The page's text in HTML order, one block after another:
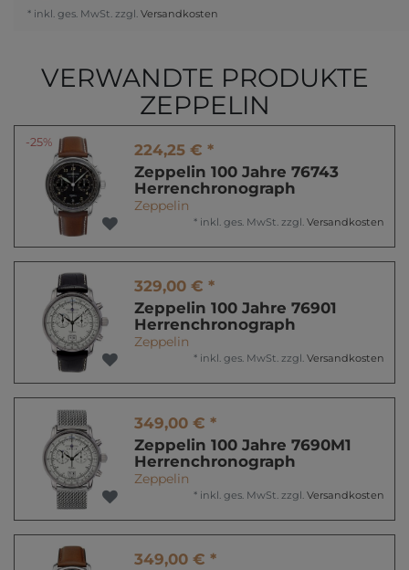
* inkl. ges. MwSt. zzgl. Versandkosten
VERWANDTE PRODUKTE
ZEPPELIN
-25%
224,25 € *
Zeppelin 100 Jahre 76743
Herrenchronograph
Zeppelin
* inkl. ges. MwSt. zzgl. Versandkosten
329,00 € *
Zeppelin 100 Jahre 76901
Herrenchronograph
Zeppelin
* inkl. ges. MwSt. zzgl. Versandkosten
349,00 € *
Zeppelin 100 Jahre 7690M1
Herrenchronograph
Zeppelin
* inkl. ges. MwSt. zzgl. Versandkosten
349,00 € *